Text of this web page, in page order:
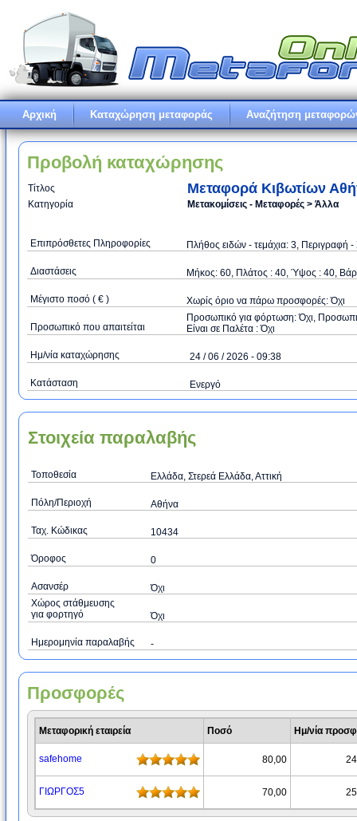
Αρχική Καταχώρηση μεταφοράς Αναζήτηση
Προβολή καταχώρησης
Τίτλος Μεταφορά Κιβωτίων
Κατηγορία Μετακομίσεις - Μεταφορές > Άλλα
Επιπρόσθετες Πληροφορίες Πλήθος ειδών - τεμάχια: 3, Περιγραφή -
Διαστάσεις Μήκος: 60, Πλάτος : 40, Ύψος : 40,
Μέγιστο ποσό ( € ) Xωρίς όριο να πάρω προσφορές: Όχι
Προσωπικό που απαιτείται
Προσωπικό για φόρτωση: Όχι,
Είναι σε Παλέτα : Όχι
Ημ/νία καταχώρησης 24 / 06 / 2026 - 09:38
Κατάσταση Ενεργό
Στοιχεία παραλαβής
Τοποθεσία Ελλάδα, Στερεά Ελλάδα, Αττική
Πόλη/Περιοχή Αθήνα
Ταχ. Κώδικας 10434
Όροφος 0
Ασανσέρ
Όχι
Χώρος στάθμευσης
για φορτηγό
Όχι
Ημερομηνία παραλαβής -
Προσφορές
Μεταφορική εταιρεία Ποσό Ημ/νία
safehome 80,00
ΓΙΩΡΓΟΣ5 70,00